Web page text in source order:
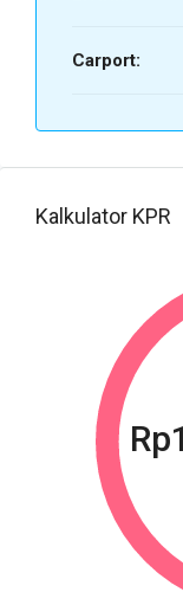
Carport:
Kalkulator KPR